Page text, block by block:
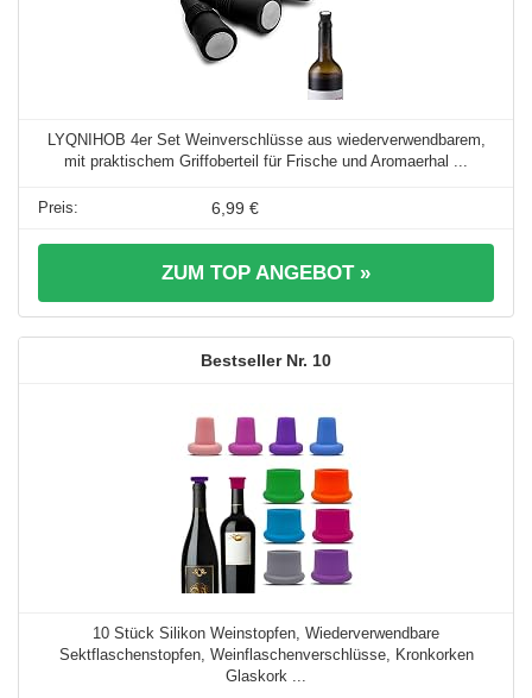
LYQNIHOB 4er Set Weinverschlüsse aus wiederverwendbarem,
mit praktischem Griffoberteil für Frische und Aromaerhal ...
6,99 €
ZUM TOP ANGEBOT »
10
10 Stück Silikon Weinstopfen, Wiederverwendbare
Sektflaschenstopfen, Weinflaschenverschlüsse, Kronkorken
Glaskork ...